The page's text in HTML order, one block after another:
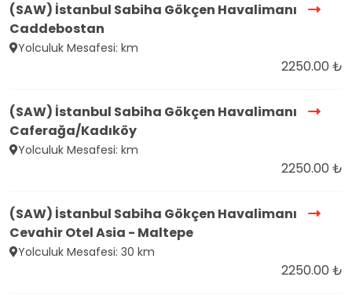
(SAW) İstanbul Sabiha Gökçen Havalimanı
Caddebostan
Yolculuk Mesafesi: km
2250.00 ₺
(SAW) İstanbul Sabiha Gökçen Havalimanı
Caferağa/Kadıköy
Yolculuk Mesafesi: km
2250.00 ₺
(SAW) İstanbul Sabiha Gökçen Havalimanı
Cevahir Otel Asia - Maltepe
Yolculuk Mesafesi: 30 km
2250.00 ₺